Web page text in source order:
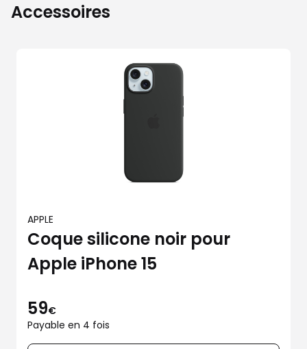
Accessoires
APPLE
Coque silicone noir pour
Apple iPhone 15
59€
Payable en 4 fois